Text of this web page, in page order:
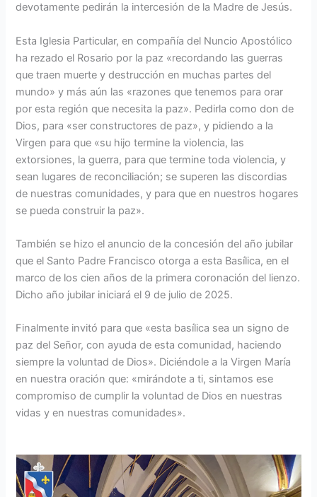
devotamente pedirán la intercesión de la Madre de Jesús.
Esta Iglesia Particular, en compañía del Nuncio Apostólico
ha rezado el Rosario por la paz «recordando las guerras
que traen muerte y destrucción en muchas partes del
mundo» y más aún las «razones que tenemos para orar
por esta región que necesita la paz». Pedirla como don de
Dios, para «ser constructores de paz», y pidiendo a la
Virgen para que «su hijo termine la violencia, las
extorsiones, la guerra, para que termine toda violencia, y
sean lugares de reconciliación; se superen las discordias
de nuestras comunidades, y para que en nuestros hogares
se pueda construir la paz».
También se hizo el anuncio de la concesión del año jubilar
que el Santo Padre Francisco otorga a esta Basílica, en el
marco de los cien años de la primera coronación del lienzo.
Dicho año jubilar iniciará el 9 de julio de 2025.
Finalmente invitó para que «esta basílica sea un signo de
paz del Señor, con ayuda de esta comunidad, haciendo
siempre la voluntad de Dios». Diciéndole a la Virgen María
en nuestra oración que: «mirándote a ti, sintamos ese
compromiso de cumplir la voluntad de Dios en nuestras
vidas y en nuestras comunidades».